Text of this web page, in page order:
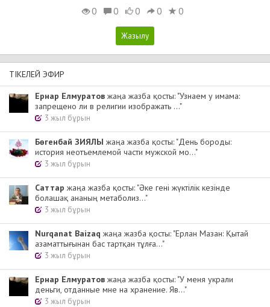
0
0 0 0 0
ТІКЕЛЕЙ ЭФИР
Ернар Елмуратов жаңа жазба қосты: "Узнаем у имама:
запрещено ли в религии изображать ..."
3 жыл бұрын
Бөгенбай ЗИЯЛЫ жаңа жазба қосты: "День бороды:
история неотъемлемой части мужской мо..."
3 жыл бұрын
Cаттар жаңа жазба қосты: "Әке гені жүктілік кезінде
болашақ ананың метаболиз..."
3 жыл бұрын
Nurqanat Baizaq жаңа жазба қосты: "Ерлан Мазан: Қытай
азаматтығынан бас тартқан тұлға..."
3 жыл бұрын
Ернар Елмуратов жаңа жазба қосты: "У меня украли
деньги, отданные мне на хранение. Яв..."
3 жыл бұрын